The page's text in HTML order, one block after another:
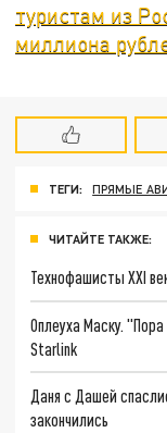
туристам из
миллиона
ТЕГИ: ПРЯМЫЕ
ЧИТАЙТЕ ТАКЖЕ:
Технофашисты XXI
Оплеуха Маску.
Starlink
Даня с Дашей
закончились